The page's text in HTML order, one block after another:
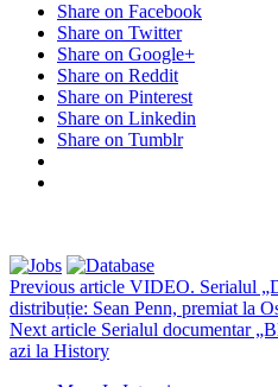
Share on Facebook
Share on Twitter
Share on Google+
Share on Reddit
Share on Pinterest
Share on Linkedin
Share on Tumblr
Previous article VIDEO. Serialul
distribuție: Sean Penn, premiat la
Next article Serialul documentar
azi la History